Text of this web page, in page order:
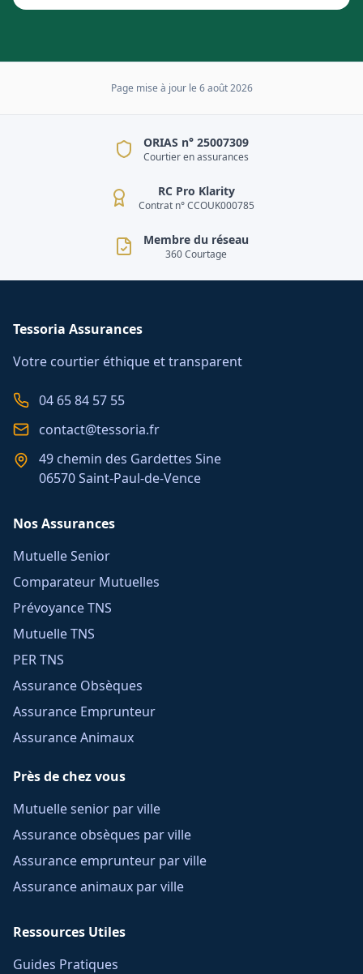
Page mise à jour le 6 août 2026
ORIAS n° 25007309
Courtier en assurances
RC Pro Klarity
Contrat n° CCOUK000785
Membre du réseau
360 Courtage
Tessoria Assurances
Votre courtier éthique et transparent
04 65 84 57 55
contact@tessoria.fr
49 chemin des Gardettes Sine
06570 Saint-Paul-de-Vence
Nos Assurances
Mutuelle Senior
Comparateur Mutuelles
Prévoyance TNS
Mutuelle TNS
PER TNS
Assurance Obsèques
Assurance Emprunteur
Assurance Animaux
Près de chez vous
Mutuelle senior par ville
Assurance obsèques par ville
Assurance emprunteur par ville
Assurance animaux par ville
Ressources Utiles
Guides Pratiques